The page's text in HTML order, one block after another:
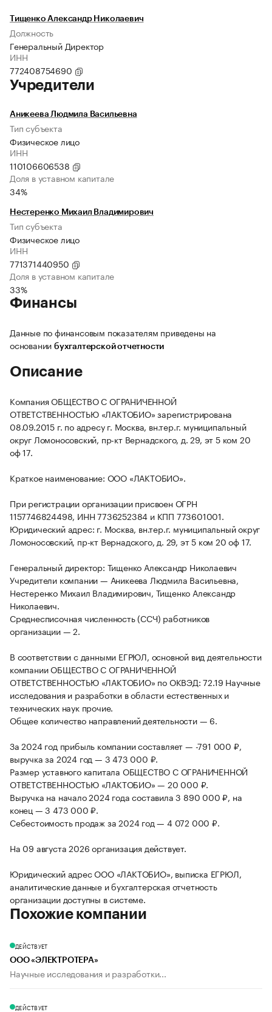
Тищенко Александр Николаевич
Должность
Генеральный Директор
ИНН
772408754690
Учредители
Аникеева Людмила Васильевна
Тип субъекта
Физическое лицо
ИНН
110106606538
Доля в уставном капитале
34%
Нестеренко Михаил Владимирович
Тип субъекта
Физическое лицо
ИНН
771371440950
Доля в уставном капитале
33%
Финансы
Данные по финансовым показателям приведены на
основании бухгалтерской отчетности
Описание
Компания ОБЩЕСТВО С ОГРАНИЧЕННОЙ
ОТВЕТСТВЕННОСТЬЮ «ЛАКТОБИО» зарегистрирована
08.09.2015 г. по адресу г. Москва, вн.тер.г. муниципальный
округ Ломоносовский, пр-кт Вернадского, д. 29, эт 5 ком 20
оф 17.
Краткое наименование: ООО «ЛАКТОБИО».
При регистрации организации присвоен ОГРН
1157746824498, ИНН 7736252384 и КПП 773601001.
Юридический адрес: г. Москва, вн.тер.г. муниципальный округ
Ломоносовский, пр-кт Вернадского, д. 29, эт 5 ком 20 оф 17.
Генеральный директор: Тищенко Александр Николаевич
Учредители компании — Аникеева Людмила Васильевна,
Нестеренко Михаил Владимирович, Тищенко Александр
Николаевич.
Среднесписочная численность (ССЧ) работников
организации — 2.
В соответствии с данными ЕГРЮЛ, основной вид деятельности
компании ОБЩЕСТВО С ОГРАНИЧЕННОЙ
ОТВЕТСТВЕННОСТЬЮ «ЛАКТОБИО» по ОКВЭД: 72.19 Научные
исследования и разработки в области естественных и
технических наук прочие.
Общее количество направлений деятельности — 6.
За 2024 год прибыль компании составляет — -791 000 ₽,
выручка за 2024 год — 3 473 000 ₽.
Размер уставного капитала ОБЩЕСТВО С ОГРАНИЧЕННОЙ
ОТВЕТСТВЕННОСТЬЮ «ЛАКТОБИО» — 20 000 ₽.
Выручка на начало 2024 года составила 3 890 000 ₽, на
конец — 3 473 000 ₽.
Себестоимость продаж за 2024 год — 4 072 000 ₽.
На 09 августа 2026 организация действует.
Юридический адрес ООО «ЛАКТОБИО», выписка ЕГРЮЛ,
аналитические данные и бухгалтерская отчетность
организации доступны в системе.
Похожие компании
ДЕЙСТВУЕТ
ООО «ЭЛЕКТРОТЕРА»
Научные исследования и разработки...
ДЕЙСТВУЕТ